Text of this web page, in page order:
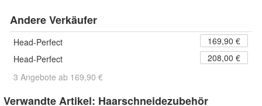
Andere Verkäufer
Head-Perfect
169,90 €
Head-Perfect
208,00 €
3 Angebote ab 169,90 €
Verwandte Artikel: Haarschneidezubehör